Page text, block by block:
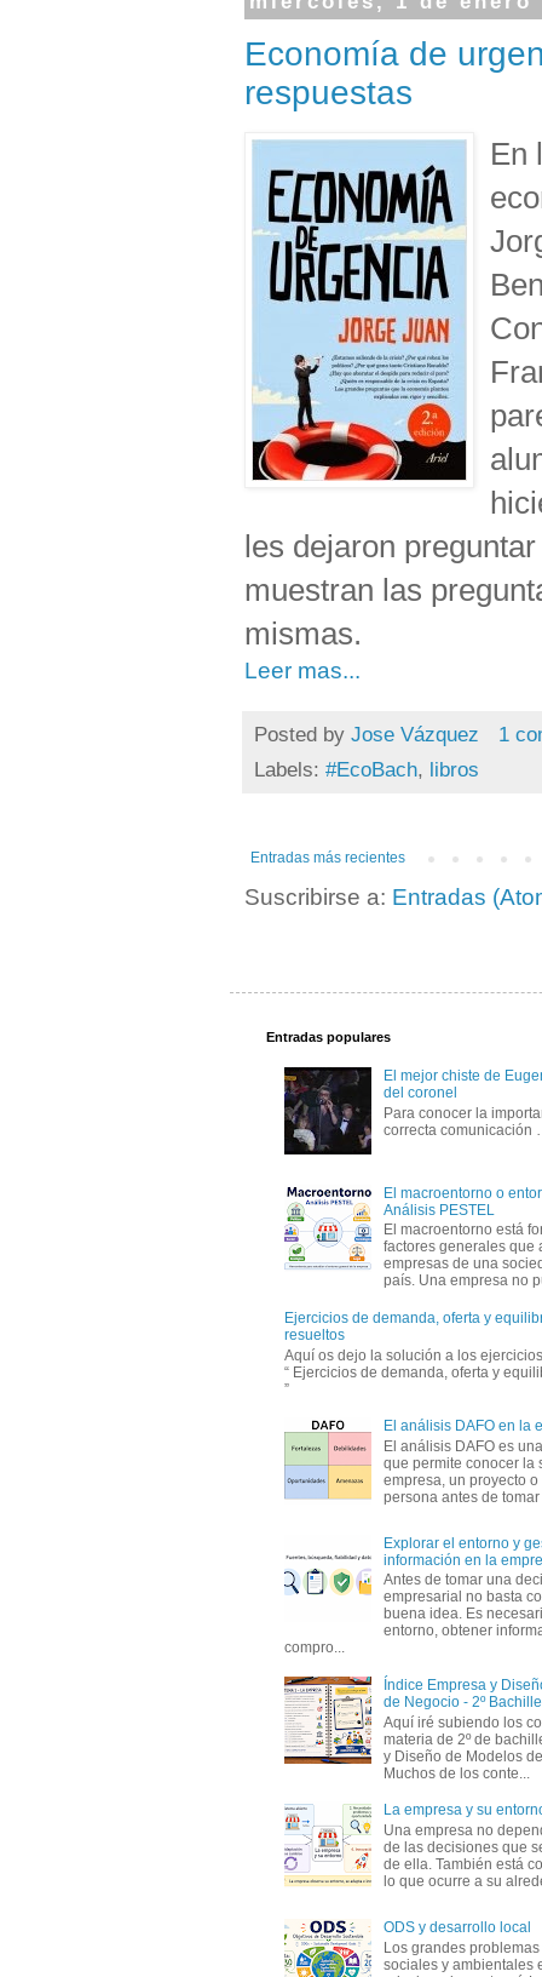
Economía de
respuestas
En
les dejaron
muestran las
mismas.
Leer mas...
Posted by Jose Vázquez
1
Labels: #EcoBach, libros
Entradas más recientes
Suscribirse a: Entradas
Entradas populares
El mejor chiste de
del coronel
Para conocer la
correcta
El macroentorno o
Análisis PESTEL
El macroentorno está
factores generales que
empresas de una
país. Una empresa no
Ejercicios de demanda, oferta y
resueltos
Aquí os dejo la solución a los
“ Ejercicios de demanda, oferta y
”
El análisis DAFO en la
El análisis DAFO es
que permite conocer la
empresa, un proyecto
persona antes de
Explorar el entorno y
información en la
Antes de tomar una
empresarial no basta
buena idea. Es
entorno, obtener
compro...
Índice Empresa y
de Negocio - 2º
Aquí iré subiendo los
materia de 2º de
y Diseño de Modelos
Muchos de los conte...
La empresa y su
Una empresa no
de las decisiones que
de ella. También está
lo que ocurre a su
ODS y desarrollo local
Los grandes
sociales y ambientales